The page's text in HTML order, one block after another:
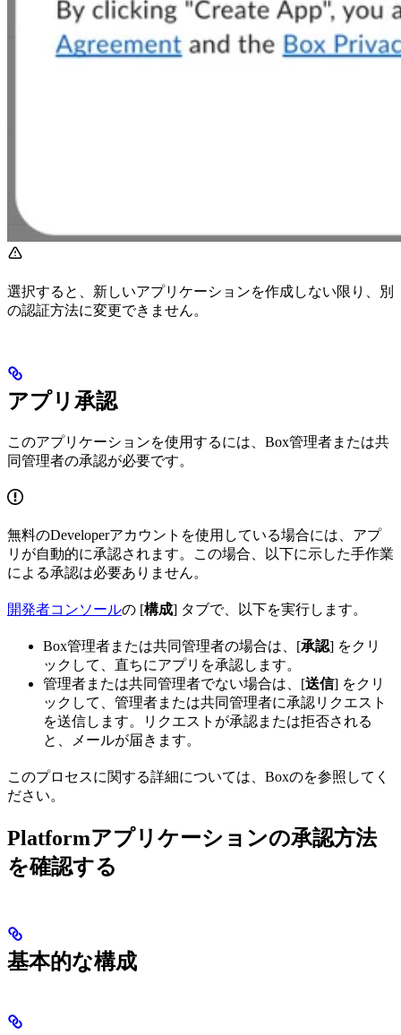
選択すると、新しいアプリケーションを作成しない限り、別
の認証方法に変更できません。
アプリ承認
このアプリケーションを使用するには、Box管理者または共
同管理者の承認が必要です。
無料のDeveloperアカウントを使用している場合には、アプ
リが自動的に承認されます。この場合、以下に示した手作業
による承認は必要ありません。
開発者コンソールの [構成] タブで、以下を実行します。
Box管理者または共同管理者の場合は、[承認] をクリ
ックして、直ちにアプリを承認します。
管理者または共同管理者でない場合は、[送信] をクリ
ックして、管理者または共同管理者に承認リクエスト
を送信します。リクエストが承認または拒否される
と、メールが届きます。
このプロセスに関する詳細については、Boxのを参照してく
ださい。
Platformアプリケーションの承認方法
を確認する
基本的な構成